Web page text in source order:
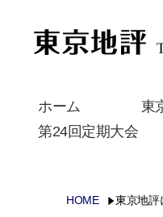
ホーム 東
第24回定期大会
HOME 東京地評